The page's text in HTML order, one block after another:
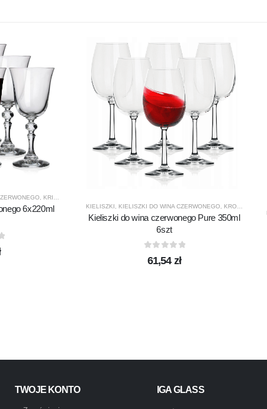
,PRODUCENCI PRODUKTY
KRISTA
6x220ml
KIELISZKI KIELISZKI DO WINA CZERWONEGO KROSNO GLASS
Kieliszki do wina czerwonego Pure 350ml
6szt
61,54 zł
TWOJE KONTO IGA GLASS